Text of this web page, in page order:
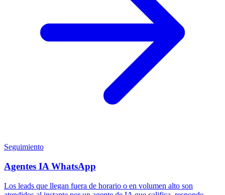
Seguimiento
Agentes IA WhatsApp
Los leads que llegan fuera de horario o en volumen alto son